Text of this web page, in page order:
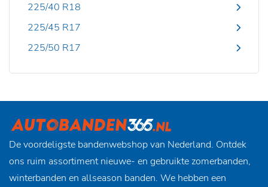
225/40 R18
225/45 R17
225/50 R17
De voordeligste bandenwebshop van Nederland. Ontdek
ons ruim assortiment nieuwe- en gebruikte zomerbanden,
winterbanden en allseason banden. We hebben een